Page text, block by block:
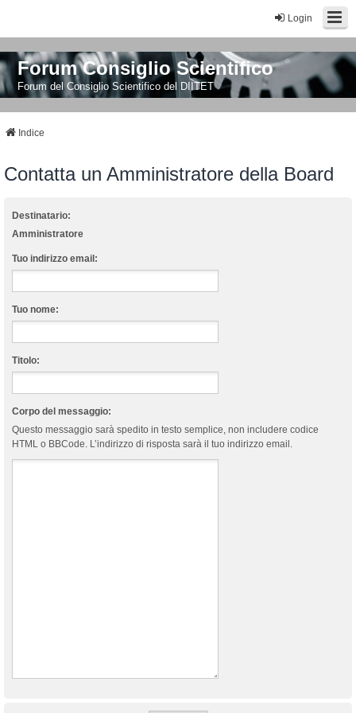
Login
Forum Consiglio Scientifico
Forum del Consiglio Scientifico del DIITET
Indice
Contatta un Amministratore della Board
Destinatario:
Amministratore
Tuo indirizzo email:
Tuo nome:
Titolo:
Corpo del messaggio:
Questo messaggio sarà spedito in testo semplice, non includere codice
HTML o BBCode. L’indirizzo di risposta sarà il tuo indirizzo email.